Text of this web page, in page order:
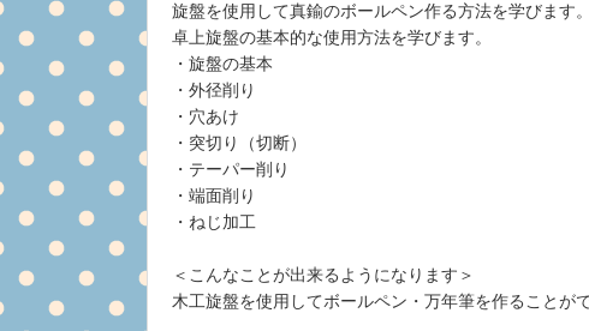
旋盤を使用して真鍮のボールペン作る方法を学びます。
卓上旋盤の基本的な使用方法を学びます。
・旋盤の基本
・外径削り
・穴あけ
・突切り（切断）
・テーパー削り
・端面削り
・ねじ加工
＜こんなことが出来るようになります＞
木工旋盤を使用してボールペン・万年筆を作ることが